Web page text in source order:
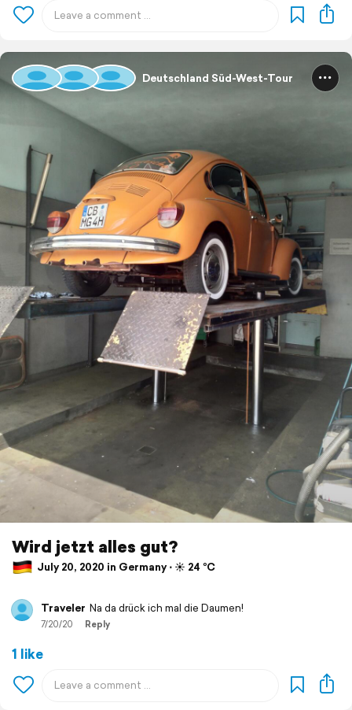
Deutschland Süd-West-Tour
Wird jetzt alles gut?
July 20, 2020 in Germany ⋅ ☀️ 24 °C
Traveler Na da drück ich mal die Daumen!
7/20/20 Reply
1 like